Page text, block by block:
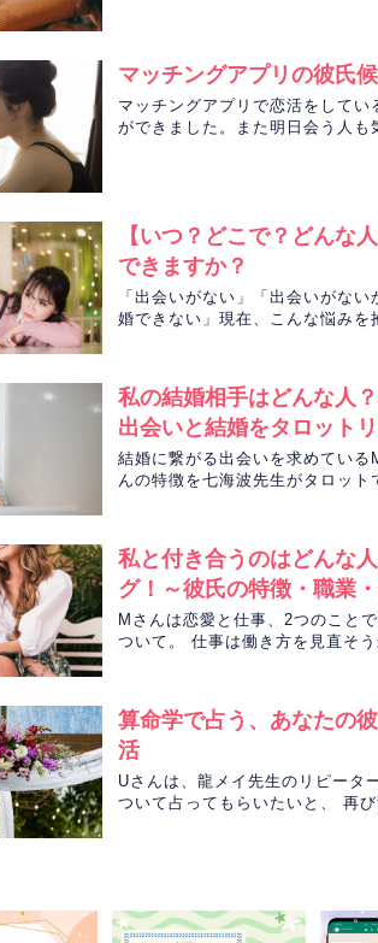
マッチングアプリの彼氏
マッチングアプリで恋活をして
ができました。また明日会う人
【いつ？どこで？どんな
できますか？
「出会いがない」「出会いがな
婚できない」現在、こんな悩み
Chapliを訪れたRさんもその1人
私の結婚相手はどんな人
出会いと結婚をタロット
結婚に繋がる出会いを求めてい
んの特徴を七海波先生がタロット
私と付き合うのはどんな
グ！～彼氏の特徴・職業
Mさんは恋愛と仕事、2つのこと
ついて。 仕事は働き方を見直そ
算命学で占う、あなたの
活
Uさんは、龍メイ先生のリピータ
ついて占ってもらいたいと、 再